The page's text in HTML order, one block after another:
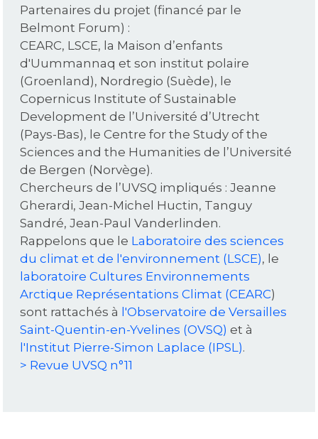
Partenaires du projet (financé par le
Belmont Forum) :
CEARC, LSCE, la Maison d’enfants
d'Uummannaq et son institut polaire
(Groenland), Nordregio (Suède), le
Copernicus Institute of Sustainable
Development de l’Université d’Utrecht
(Pays-Bas), le Centre for the Study of the
Sciences and the Humanities de l’Université
de Bergen (Norvège).
Chercheurs de l’UVSQ impliqués : Jeanne
Gherardi, Jean-Michel Huctin, Tanguy
Sandré, Jean-Paul Vanderlinden.
Rappelons que le Laboratoire des sciences
du climat et de l'environnement (LSCE), le
laboratoire Cultures Environnements
Arctique Représentations Climat (CEARC)
sont rattachés à l'Observatoire de Versailles
Saint-Quentin-en-Yvelines (OVSQ) et à
l'Institut Pierre-Simon Laplace (IPSL).
> Revue UVSQ n°11